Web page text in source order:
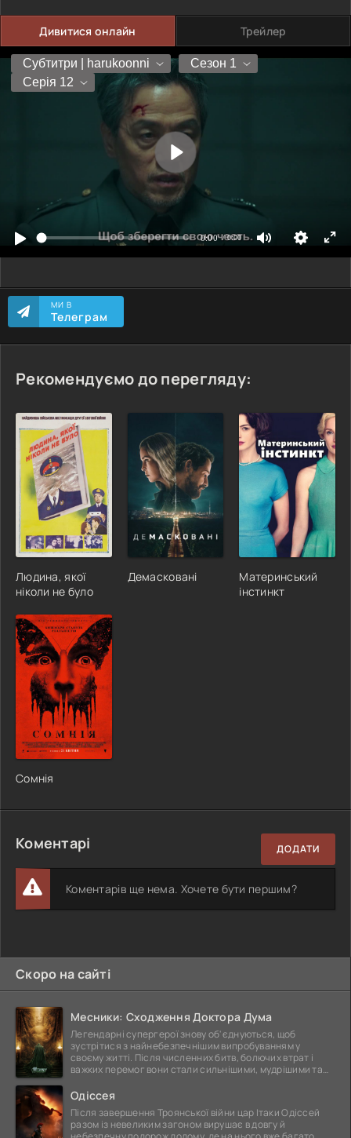
Дивитися онлайн Трейлер
МИ В
Телеграм
Рекомендуємо до перегляду:
Людина, якої
ніколи не було
Демасковані
Материнський
інстинкт
Сомнія
Коментарі ДОДАТИ
Коментарів ще нема. Хочете бути першим?
Скоро на сайті
Месники: Сходження Доктора Дума
Легендарні супергерої знову об'єднуються, щоб
зустрітися з найнебезпечнішим випробуванням у
своєму житті. Після численних битв, болючих втрат і
важких перемог вони стали сильнішими, мудрішими та
Одіссея
Після завершення Троянської війни цар Ітаки Одіссей
разом із невеликим загоном вирушає в довгу й